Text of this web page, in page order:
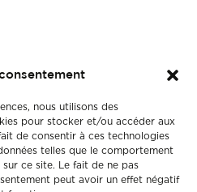
nous utilisons des
pour stocker et/ou accéder aux
de consentir à ces technologies
telles que le comportement
ce site. Le fait de ne pas
peut avoir un effet négatif
50 50